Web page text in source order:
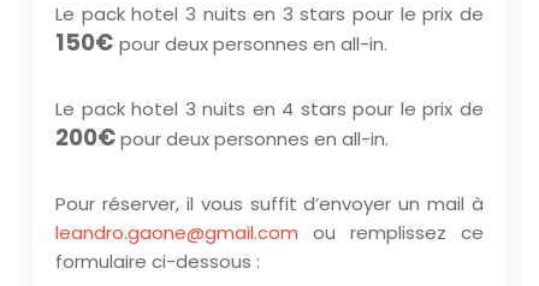
Le pack hotel 3 nuits en 3 stars pour le prix de
150€ pour deux personnes en all-in.
Le pack hotel 3 nuits en 4 stars pour le prix de
200€pour deux personnes en all-in.
Pour réserver, il vous suffit d’envoyer un mail à
leandro.gaone@gmail.com ou remplissez ce
formulaire ci-dessous :